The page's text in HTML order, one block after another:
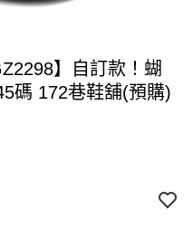
】自訂款！蝴
碼 172巷鞋舖(預購)